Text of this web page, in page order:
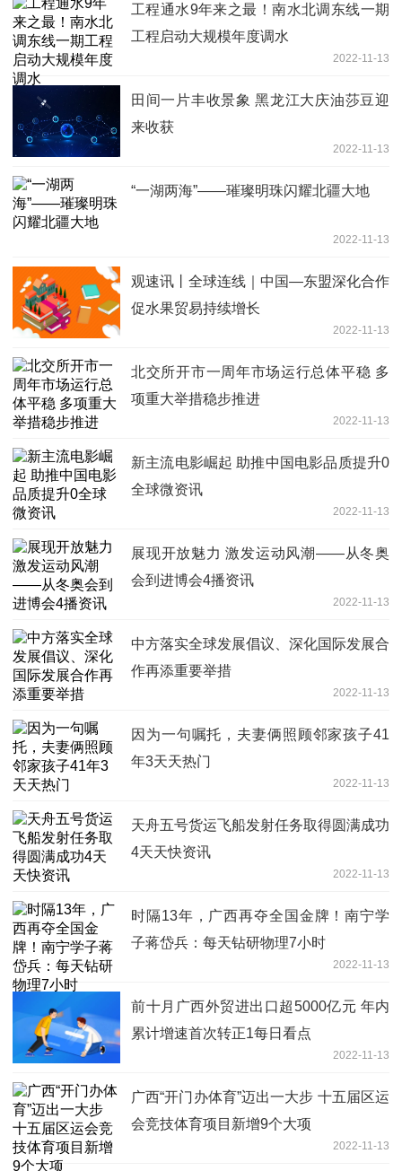
工程通水9年来之最！南水北调东线一期
工程启动大规模年度调水
2022-11-13
田间一片丰收景象 黑龙江大庆油莎豆迎
来收获
2022-11-13
“一湖两海”——璀璨明珠闪耀北疆大地
2022-11-13
观速讯丨全球连线｜中国—东盟深化合作
促水果贸易持续增长
2022-11-13
北交所开市一周年市场运行总体平稳 多
项重大举措稳步推进
2022-11-13
新主流电影崛起 助推中国电影品质提升0
全球微资讯
2022-11-13
展现开放魅力 激发运动风潮——从冬奥
会到进博会4播资讯
2022-11-13
中方落实全球发展倡议、深化国际发展合
作再添重要举措
2022-11-13
因为一句嘱托，夫妻俩照顾邻家孩子41
年3天天热门
2022-11-13
天舟五号货运飞船发射任务取得圆满成功
4天天快资讯
2022-11-13
时隔13年，广西再夺全国金牌！南宁学
子蒋岱兵：每天钻研物理7小时
2022-11-13
前十月广西外贸进出口超5000亿元 年内
累计增速首次转正1每日看点
2022-11-13
广西“开门办体育”迈出一大步 十五届区运
会竞技体育项目新增9个大项
2022-11-13